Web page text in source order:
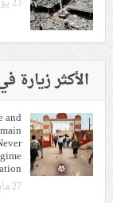
الأكثر زيارة
and
27 مايو 2026